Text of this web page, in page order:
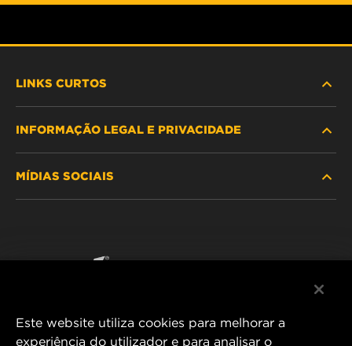
LINKS CURTOS
PROCURE O FILTRO
ONDE COMPRAR
CONTACTE NOS
INFORMAÇÃO LEGAL E PRIVACIDADE
MÍDIAS SOCIAIS
Este website utiliza cookies para melhorar a
experiência do utilizador e para analisar o